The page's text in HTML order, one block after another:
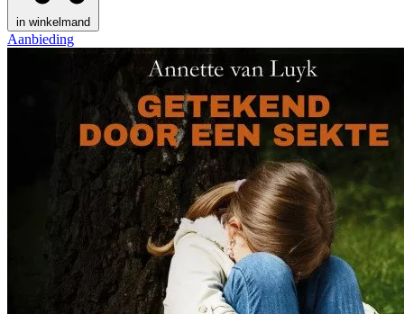
in winkelmand
Aanbieding